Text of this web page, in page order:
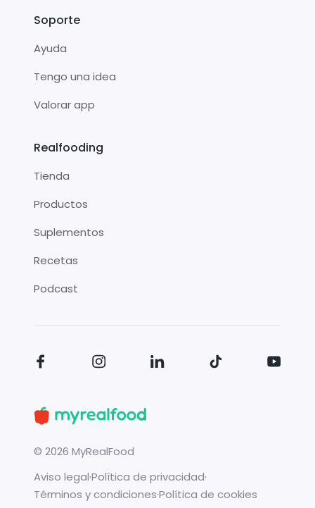
Soporte
Ayuda
Tengo una idea
Valorar app
Realfooding
Tienda
Productos
Suplementos
Recetas
Podcast
© 2026 MyRealFood
Aviso legal·Política de privacidad·
Términos y condiciones·Política de cookies